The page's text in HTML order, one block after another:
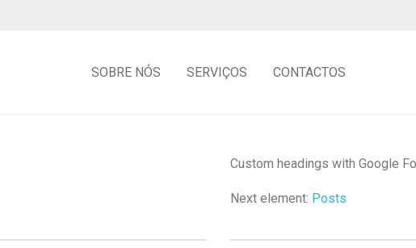
SOBRE NÓS SERVIÇOS CONTACTOS
Custom headings with Google
Next element: Posts